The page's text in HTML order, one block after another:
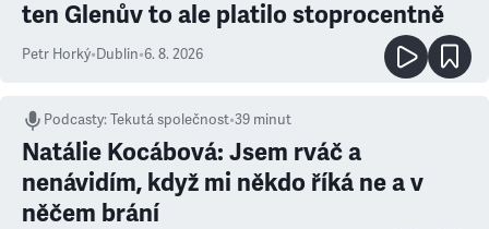
ten Glenův to ale platilo stoprocentně
Petr Horký•Dublin•6. 8. 2026
Podcasty:Tekutá společnost•39 minut
Natálie Kocábová: Jsem rváč a
nenávidím, když mi někdo říká ne a v
něčem brání